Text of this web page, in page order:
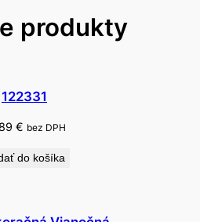
produkty
122331
€ bez DPH
do košíka